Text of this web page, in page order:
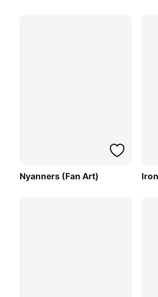
Nyanners (Fan Art)